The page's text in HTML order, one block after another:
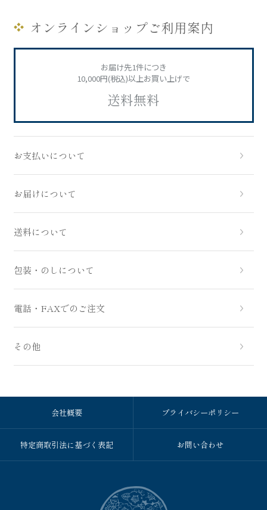
オンラインショップご利用案内
お届け先1件につき
10,000円(税込)以上お買い上げで
送料無料
お支払いについて
お届けについて
送料について
包装・のしについて
電話・FAXでのご注文
その他
会社概要 プライバシーポリシー
特定商取引法に基づく表記 お問い合わせ